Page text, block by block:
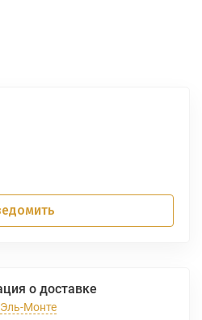
о доставке
Эль-Монте